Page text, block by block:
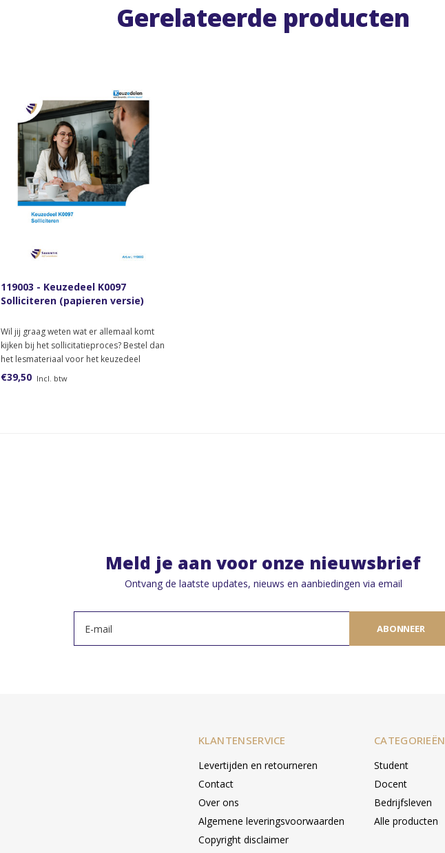
Gerelateerde producten
119003 - Keuzedeel K0097
Solliciteren (papieren versie)
Wil jij graag weten wat er allemaal komt
kijken bij het sollicitatieproces? Bestel dan
het lesmateriaal voor het keuzedeel
Solliciteren.
€39,50 Incl. btw
Meld je aan voor onze nieuwsbrief
Ontvang de laatste updates, nieuws en aanbiedingen via email
ABONNEER
KLANTENSERVICE
Levertijden en retourneren
Contact
Over ons
Algemene leveringsvoorwaarden
Copyright disclaimer
CATEGORIEËN
Student
Docent
Bedrijfsleven
Alle producten